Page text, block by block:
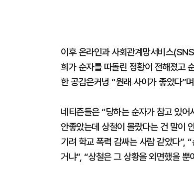
이후 온라인과 사회관계망서비스
희가 순자를 따돌린 정황이 전해졌고
한 공감은커녕 “원래 사이가 좋았다”
네티즌들은 “당하는 순자가 참고 있어
안좋았는데 상철이 몰랐다는 건 말이
기려 학교 폭력 감싸는 사람 같았다”,
거냐”, “상철은 그 상황을 외면했을